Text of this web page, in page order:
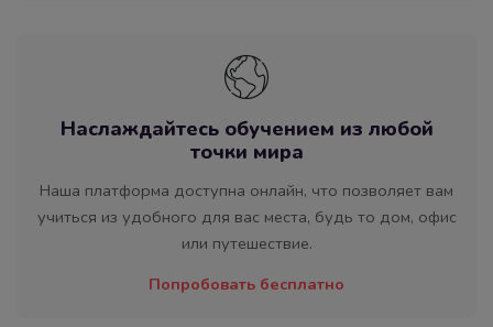
Наслаждайтесь обучением из любой
точки мира
Наша платформа доступна онлайн, что позволяет вам
учиться из удобного для вас места, будь то дом, офис
или путешествие.
Попробовать бесплатно